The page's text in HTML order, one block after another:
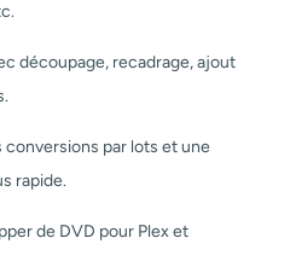
découpage, recadrage, ajout
conversions par lots et une
rapide.
de DVD pour Plex et